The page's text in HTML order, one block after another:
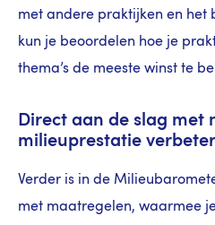
met andere praktijken en het
kun je beoordelen hoe je
thema’s de meeste winst te
Direct aan de slag met
milieuprestatie
Verder is in de
met maatregelen, waarmee